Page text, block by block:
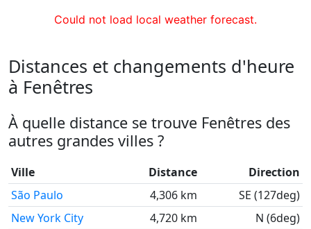
Could not load local weather forecast.
Distances et changements d'heure
à Fenêtres
À quelle distance se trouve Fenêtres des
autres grandes villes ?
Ville Distance
Direction
São Paulo
4,306 km
SE (127deg)
New York City
4,720 km
N (6deg)